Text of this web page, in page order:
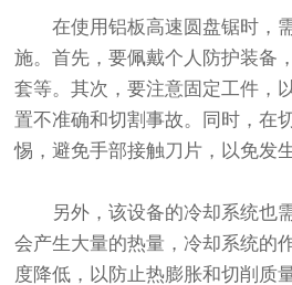
在使用铝板高速圆盘锯时，
施。首先，要佩戴个人防护装备
套等。其次，要注意固定工件，
置不准确和切割事故。同时，在
惕，避免手部接触刀片，以免发
另外，该设备的冷却系统也
会产生大量的热量，冷却系统的
度降低，以防止热膨胀和切削质